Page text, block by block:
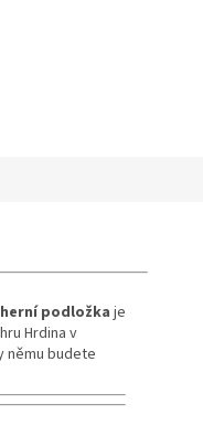
podložka je
Hrdina v
němu budete